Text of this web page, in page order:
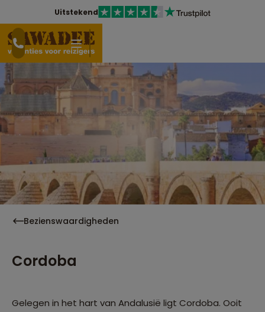
Uitstekend
Bezienswaardigheden
Cordoba
Gelegen in het hart van Andalusië ligt Cordoba. Ooit